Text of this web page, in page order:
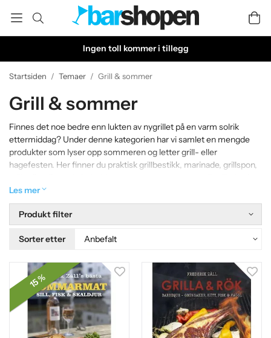
Ingen toll kommer i tillegg
Startsiden / Temaer / Grill & sommer
Grill & sommer
Finnes det noe bedre enn lukten av nygrillet på en varm solrik
ettermiddag? Under denne kategorien har vi samlet en mengde
produkter som lyser opp sommeren og letter grill- eller
hagefesten. Her finner du praktisk grillbestikk, marinade, grillspon,
Les mer
Produkt filter
Sorter etter
15 %